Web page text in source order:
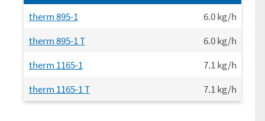
therm 895-1
6.0kg/h
therm 895-1 T
6.0kg/h
therm 1165-1
7.1kg/h
therm 1165-1 T
7.1kg/h